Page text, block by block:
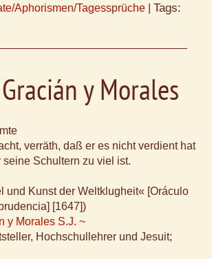
Aphorismen/Tagessprüche Tags:
y Morales
verräth, daß er es nicht verdient hat
seine Schultern zu viel ist.
und Kunst der Weltklugheit« [Oráculo
[1647])
y Morales S.J. ~
Hochschullehrer und Jesuit;